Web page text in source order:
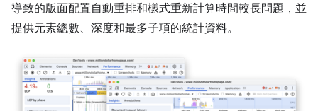
導致的版面配置自動重排和樣式重新計算時間較長問題，並
提供元素總數、深度和最多子項的統計資料。